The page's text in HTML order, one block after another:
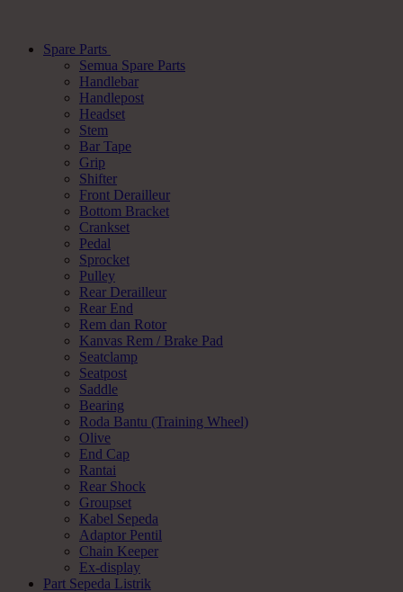
Spare Parts
Semua Spare Parts
Handlebar
Handlepost
Headset
Stem
Bar Tape
Grip
Shifter
Front Derailleur
Bottom Bracket
Crankset
Pedal
Sprocket
Pulley
Rear Derailleur
Rear End
Rem dan Rotor
Kanvas Rem / Brake Pad
Seatclamp
Seatpost
Saddle
Bearing
Roda Bantu (Training Wheel)
Olive
End Cap
Rantai
Rear Shock
Groupset
Kabel Sepeda
Adaptor Pentil
Chain Keeper
Ex-display
Part Sepeda Listrik